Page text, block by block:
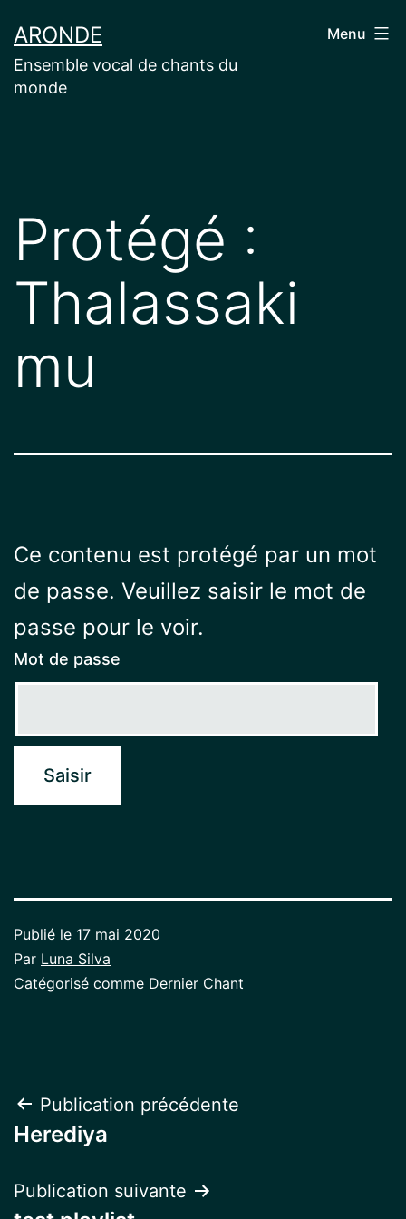
au
contenu
ARONDE
Ensemble vocal de chants du
monde
Menu
Protégé :
Thalassaki
mu
Ce contenu est protégé par un mot
de passe. Veuillez saisir le mot de
passe pour le voir.
Mot de passe
Publié le 17 mai 2020
Par Luna Silva
Catégorisé comme Dernier Chant
Navigation
de
l’article
Publication précédente
Herediya
Publication suivante